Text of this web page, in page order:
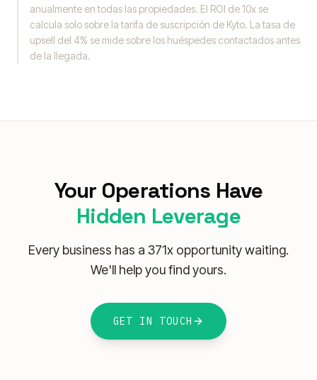
anualmente en todas las propiedades. El ROI de 10x se
calcula solo sobre la tarifa de suscripción de Kyto. La tasa de
upsell del 4% se mide sobre los huéspedes contactados antes
de la llegada.
Your Operations Have
Hidden Leverage
Every business has a 371x opportunity waiting.
We'll help you find yours.
GET IN TOUCH